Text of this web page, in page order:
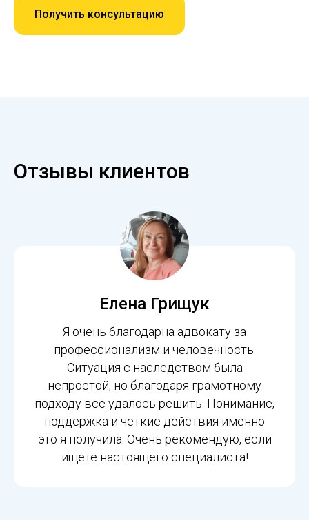
Получить консультацию
Отзывы клиентов
Елена Грищук
Я очень благодарна адвокату за
профессионализм и человечность.
Ситуация с наследством была
непростой, но благодаря грамотному
подходу все удалось решить. Понимание,
поддержка и четкие действия именно
это я получила. Очень рекомендую, если
ищете настоящего специалиста!